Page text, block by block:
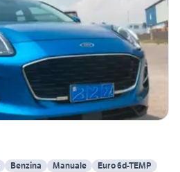
Benzina Manuale Euro 6d-TEMP